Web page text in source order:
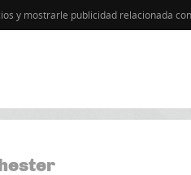
y mostrarle publicidad relacionada